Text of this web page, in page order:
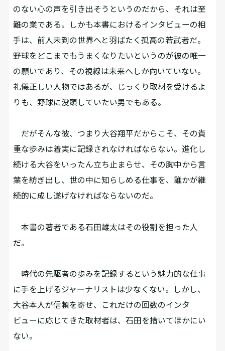
のない心の声を引き出そうというのだから、それは至
難の業である。しかも本書におけるインタビューの相
手は、前人未到の世界へと羽ばたく孤高の若武者だ。
野球をどこまでもうまくなりたいというのが彼の唯一
の願いであり、その視線は未来へしか向いていない。
礼儀正しい人物ではあるが、じっくり取材を受けるよ
りも、野球に没頭していたい男でもある。
だがそんな彼、つまり大谷翔平だからこそ、その貴
重な歩みは着実に記録されなければならない。進化し
続ける大谷をいったん立ち止まらせ、その胸中から言
葉を紡ぎ出し、世の中に知らしめる仕事を、誰かが継
続的に成し遂げなければならないのだ。
本書の著者である石田雄太はその役割を担った人
だ。
時代の先駆者の歩みを記録するという魅力的な仕事
に手を上げるジャーナリストは少なくない。しかし、
大谷本人が信頼を寄せ、これだけの回数のインタ
ビューに応じてきた取材者は、石田を措いてほかにい
ない。